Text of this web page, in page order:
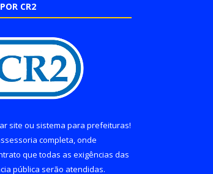
CR2
site ou sistema para prefeituras!
completa, onde
que todas as exigências das
pública serão atendidas.